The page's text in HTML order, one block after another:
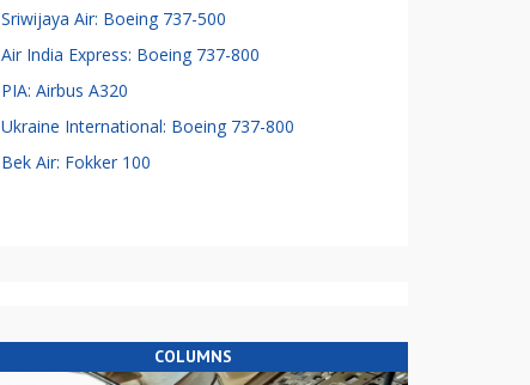
Sriwijaya Air: Boeing 737-500
Air India Express: Boeing 737-800
PIA: Airbus A320
Ukraine International: Boeing 737-800
Bek Air: Fokker 100
COLUMNS